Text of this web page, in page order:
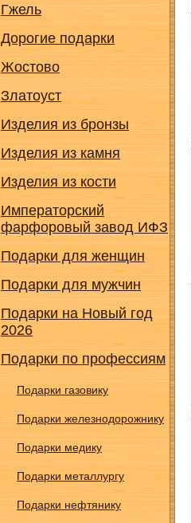
Гжель
Дорогие подарки
Жостово
Златоуст
Изделия из бронзы
Изделия из камня
Изделия из кости
Императорский
фарфоровый завод ИФЗ
Подарки для женщин
Подарки для мужчин
Подарки на Новый год
2026
Подарки по профессиям
Подарки газовику
Подарки железнодорожнику
Подарки медику
Подарки металлургу
Подарки нефтянику